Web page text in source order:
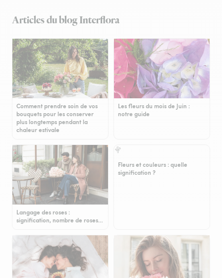
Articles du blog Interflora
Comment prendre soin de vos
bouquets pour les conserver
plus longtemps pendant la
chaleur estivale
Les fleurs du mois de Juin :
notre guide
Langage des roses :
signification, nombre de roses…
Fleurs et couleurs : quelle
signification ?